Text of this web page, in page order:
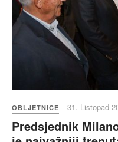
OBLJETNICE 31. Listopad
Predsjednik